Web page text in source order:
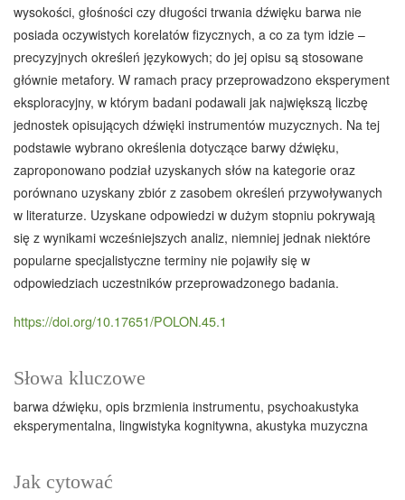
Słowa kluczowe
barwa dźwięku opis brzmienia instrumentu psychoakustyka
eksperymentalna lingwistyka kognitywna akustyka muzyczna
Jak cytować
wysokości, głośności czy długości trwania dźwięku barwa nie
posiada oczywistych korelatów fizycznych, a co za tym idzie –
precyzyjnych określeń językowych; do jej opisu są stosowane
głównie metafory. W ramach pracy przeprowadzono eksperyment
eksploracyjny, w którym badani podawali jak największą liczbę
jednostek opisujących dźwięki instrumentów muzycznych. Na tej
podstawie wybrano określenia dotyczące barwy dźwięku,
zaproponowano podział uzyskanych słów na kategorie oraz
porównano uzyskany zbiór z zasobem określeń przywoływanych
w literaturze. Uzyskane odpowiedzi w dużym stopniu pokrywają
się z wynikami wcześniejszych analiz, niemniej jednak niektóre
popularne specjalistyczne terminy nie pojawiły się w
odpowiedziach uczestników przeprowadzonego badania.
https://doi.org/10.17651/POLON.45.1